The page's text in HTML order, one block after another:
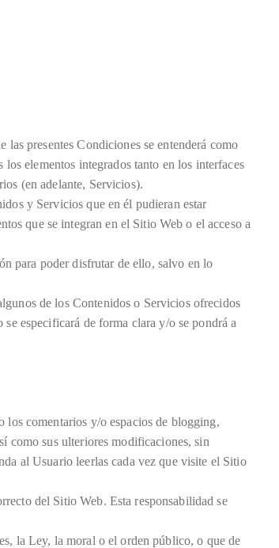
presentes Condiciones se entenderá como
elementos integrados tanto en los interfaces
(en adelante, Servicios).
y Servicios que en él pudieran estar
que se integran en el Sitio Web o el acceso a
para poder disfrutar de ello, salvo en lo
de los Contenidos o Servicios ofrecidos
especificará de forma clara y/o se pondrá a
comentarios y/o espacios de blogging,
como sus ulteriores modificaciones, sin
al Usuario leerlas cada vez que visite el Sitio
del Sitio Web. Esta responsabilidad se
la Ley, la moral o el orden público, o que de